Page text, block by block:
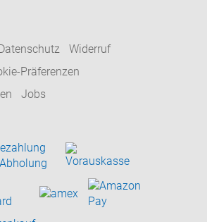
Widerruf
Präferenzen
Jobs